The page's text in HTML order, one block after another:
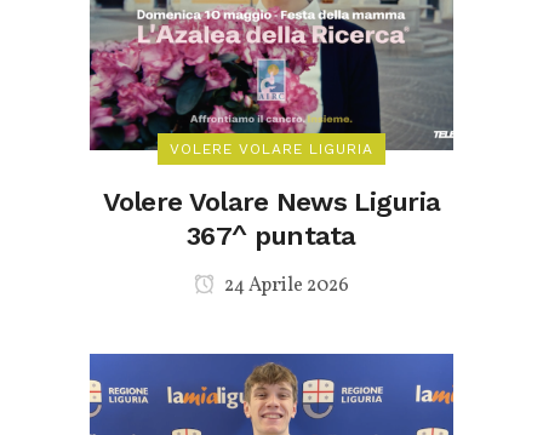
VOLERE VOLARE LIGURIA
Volere Volare News Liguria
367^ puntata
24 Aprile 2026